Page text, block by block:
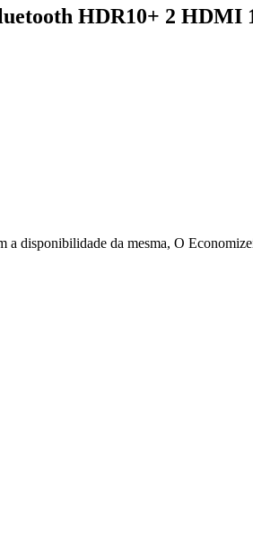
HDR10+ 2 HDMI
disponibilidade da mesma, O